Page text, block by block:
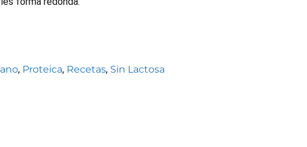
, Proteica, Recetas, Sin Lactosa